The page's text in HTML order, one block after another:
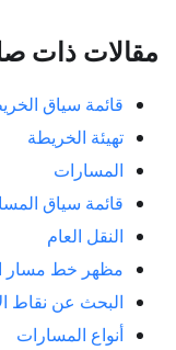
مقالات ذات
قائمة سياق
تهيئة الخريطة
المسارات
قائمة سياق
النقل العام
مظهر خط مسار
البحث عن نقاط
أنواع المسارات